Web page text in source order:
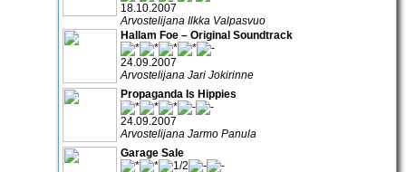
18.10.2007
Arvostelijana Ilkka Valpasvuo
Hallam Foe – Original Soundtrack
24.09.2007
Arvostelijana Jari Jokirinne
Propaganda Is Hippies
24.09.2007
Arvostelijana Jarmo Panula
Garage Sale